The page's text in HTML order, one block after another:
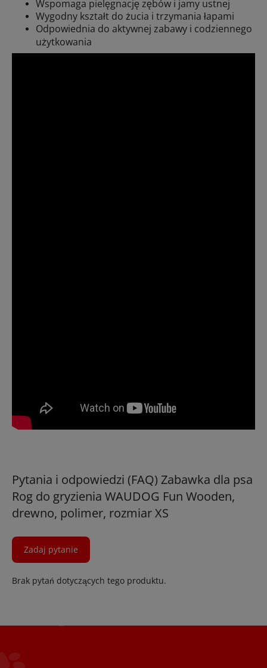
Wspomaga pielęgnację zębów i jamy ustnej
Wygodny kształt do żucia i trzymania łapami
Odpowiednia do aktywnej zabawy i codziennego
użytkowania
Pytania i odpowiedzi (FAQ) Zabawka dla psa
Rog do gryzienia WAUDOG Fun Wooden,
drewno, polimer, rozmiar XS
Zadaj pytanie
Brak pytań dotyczących tego produktu.